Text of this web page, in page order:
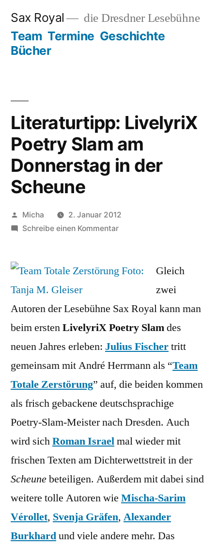
springen
Sax Royal die Dresdner Lesebühne
Team Termine Geschichte
Bücher
Literaturtipp: LivelyriX
Poetry Slam am
Donnerstag in der
Scheune
Veröffentlicht
von
Micha
2. Januar 2012
Schreibe einen Kommentarzu
Poetry
Donnerstag
Scheune
Gleich
zwei
Autoren der Lesebühne Sax Royal kann man
beim erstenLivelyriX Poetry Slamdes
neuen Jahres erleben: Julius Fischertritt
gemeinsam mit André Herrmann als “Team
Totale Zerstörung” auf, die beiden kommen
als frisch gebackene deutschsprachige
Poetry-Slam-Meister nach Dresden. Auch
wird sichRoman Israelmal wieder mit
frischen Texten am Dichterwettstreit in der
Scheunebeteiligen. Außerdem mit dabei sind
weitere tolle Autoren wie Mischa-Sarim
Vérollet, Svenja Gräfen, Alexander
Burkhardund viele andere mehr. Das